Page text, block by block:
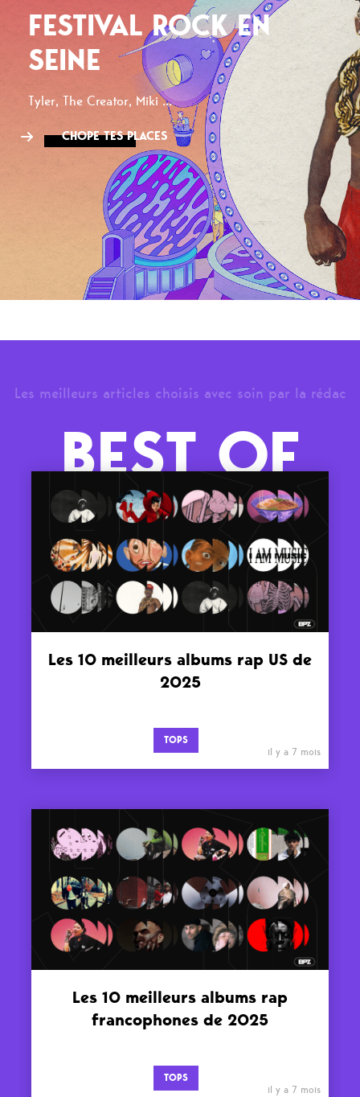
FESTIVAL ROCK EN
SEINE
Tyler, The Creator, Miki ...
CHOPE TES PLACES
Les meilleurs articles choisis avec soin par la rédac
BEST OF
Les 10 meilleurs albums rap US de
2025
TOPS
il y a 7 mois
Les 10 meilleurs albums rap
francophones de 2025
TOPS
il y a 7 mois